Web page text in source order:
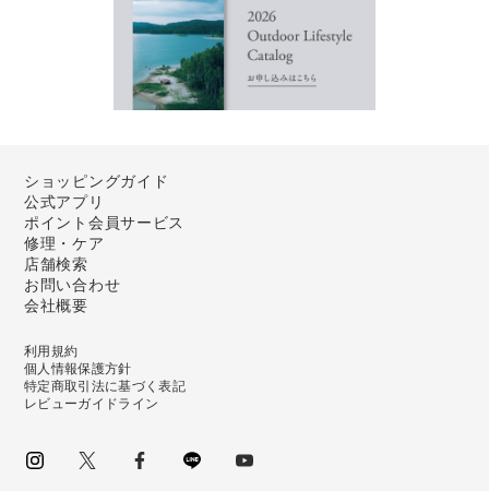
ショッピングガイド
公式アプリ
ポイント会員サービス
修理・ケア
店舗検索
お問い合わせ
会社概要
利用規約
個人情報保護方針
特定商取引法に基づく表記
レビューガイドライン